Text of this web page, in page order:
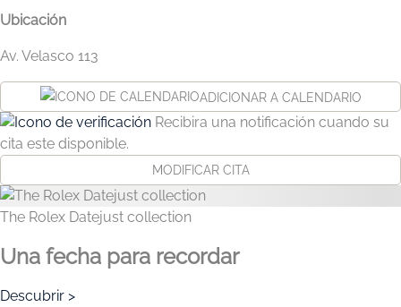
Ubicación
Av. Velasco 113
ADICIONAR A CALENDARIO
Recibira una notificación cuando su
cita este disponible.
MODIFICAR CITA
The Rolex Datejust collection
Una fecha para recordar
Descubrir >